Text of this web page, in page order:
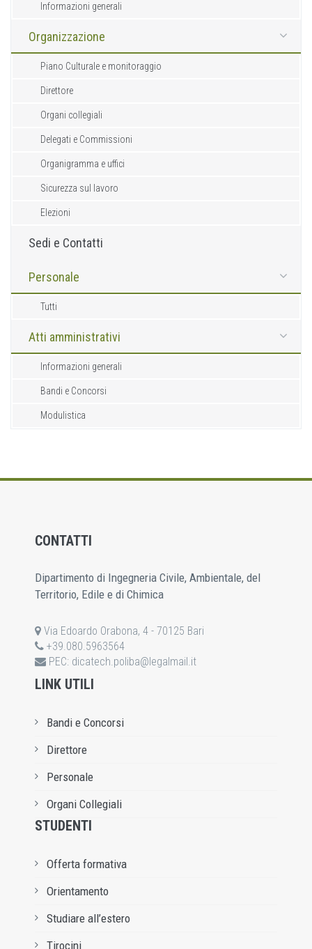
Informazioni generali
Organizzazione
Piano Culturale e monitoraggio
Direttore
Organi collegiali
Delegati e Commissioni
Organigramma e uffici
Sicurezza sul lavoro
Elezioni
Sedi e Contatti
Personale
Tutti
Atti amministrativi
Informazioni generali
Bandi e Concorsi
Modulistica
CONTATTI
Dipartimento di Ingegneria Civile, Ambientale, del
Territorio, Edile e di Chimica
Via Edoardo Orabona, 4 - 70125 Bari
+39.080.5963564
PEC: dicatech.poliba@legalmail.it
LINK UTILI
Bandi e Concorsi
Direttore
Personale
Organi Collegiali
STUDENTI
Offerta formativa
Orientamento
Studiare all’estero
Tirocini